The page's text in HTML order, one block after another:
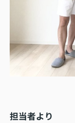
担当者より